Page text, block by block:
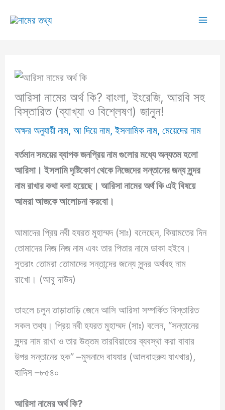
content
আরিসা নামের অর্থ কি? বাংলা, ইংরেজি, আরবি সহ
বিস্তারিত (ব্যাখ্যা ও বিশ্লেষণ) জানুন!
অক্ষর অনুযায়ী নাম,আ দিয়ে নাম,ইসলামিক নাম,মেয়েদের নাম
বর্তমান সময়ের ব্যাপক জনপ্রিয় নাম গুলোর মধ্যে অন্যতম হলো
আরিসা।ইসলামি দৃষ্টিকোণ থেকে নিজেদের সন্তানের জন্য সুন্দর
নাম রাখার কথা বলা হয়েছে।আরিসা নামের অর্থ কিএই বিষয়ে
আমরা আজকে আলোচনা করবো।
আমাদের প্রিয় নবী হযরত মুহাম্মদ (সাঃ) বলেছেন, কিয়ামতের দিন
তোমাদের নিজ নিজ নাম এবং তার পিতার নামে ডাকা হইবে।
সুতরাং তোমরা তোমাদের সন্তান্দের জন্যে সুন্দর অর্থবহ নাম
রাখো। (আবু দাউদ)
তাহলে চলুন তাড়াতাড়ি জেনে আসি আরিসা সম্পর্কিত বিস্তারিত
সকল তথ্য। প্রিয় নবী হযরত মুহাম্মদ (সাঃ) বলেন, “সন্তানের
সুন্দর নাম রাখা ও তার উত্তম তারবিয়াতের ব্যবস্থা করা বাবার
উপর সন্তানের হক” –মুসনাদে বাযযার (আলবাহরুয যাখখার),
হাদিস –৮৫৪০
আরিসা নামের অর্থ কি?